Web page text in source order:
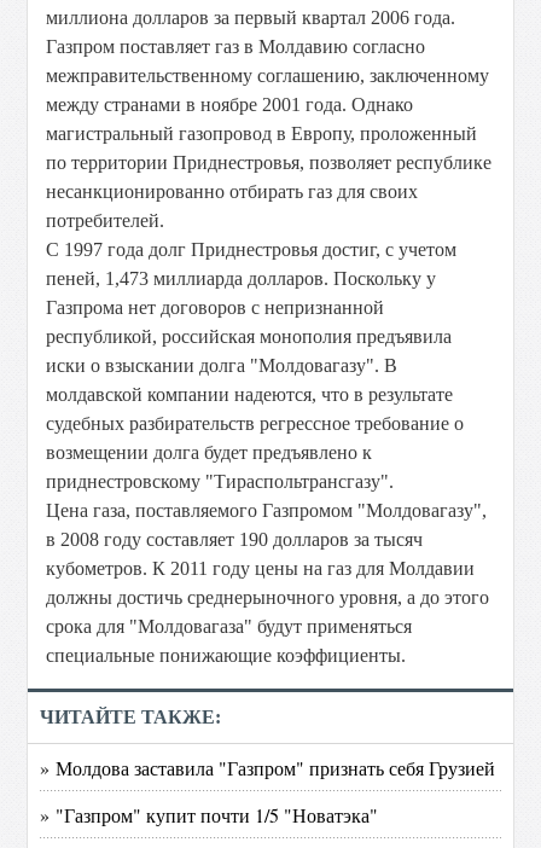
миллиона долларов за первый квартал 2006 года.
Газпром поставляет газ в Молдавию согласно
межправительственному соглашению, заключенному
между странами в ноябре 2001 года. Однако
магистральный газопровод в Европу, проложенный
по территории Приднестровья, позволяет республике
несанкционированно отбирать газ для своих
потребителей.
С 1997 года долг Приднестровья достиг, с учетом
пеней, 1,473 миллиарда долларов. Поскольку у
Газпрома нет договоров с непризнанной
республикой, российская монополия предъявила
иски о взыскании долга "Молдовагазу". В
молдавской компании надеются, что в результате
судебных разбирательств регрессное требование о
возмещении долга будет предъявлено к
приднестровскому "Тираспольтрансгазу".
Цена газа, поставляемого Газпромом "Молдовагазу",
в 2008 году составляет 190 долларов за тысяч
кубометров. К 2011 году цены на газ для Молдавии
должны достичь среднерыночного уровня, а до этого
срока для "Молдовагаза" будут применяться
специальные понижающие коэффициенты.
ЧИТАЙТЕ ТАКЖЕ:
» Молдова заставила "Газпром" признать себя Грузией
» "Газпром" купит почти 1/5 "Новатэка"